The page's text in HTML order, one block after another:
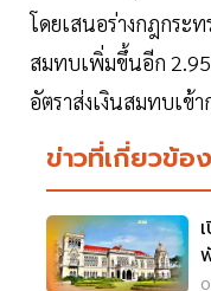
โดยเสนอร่างกฎกระ
สมทบเพิ่มขึ้นอีก
อัตราส่งเงินสมทบเข้
ข่าวที่เกี่ยวข้อง